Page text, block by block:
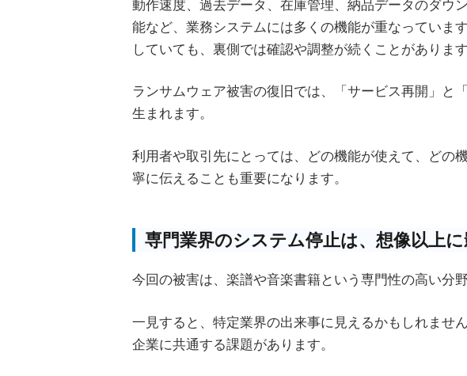
動作速度、過去データ、在庫管理、納品データのダウ
能など、業務システムには多くの機能が重なっていま
していても、裏側では確認や調整が続くことがあります
ランサムウェア被害の復旧では、「サービス再開」と
生まれます。
利用者や取引先にとっては、どの機能が使えて、どの
寧に伝えることも重要になります。
専門業界のシステム停止は、想像以上
今回の被害は、楽譜や音楽書籍という専門性の高い分
一見すると、特定業界の出来事に見えるかもしれませ
企業に共通する課題があります。